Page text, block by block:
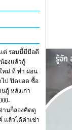
ต่ รอบนี้มีมือดี
องแล้วกู้
หม่ ที่ ทำ ผ่อน
ไป ปิดยอด ซื้อ
กู้ หลังเก่า
านก็ลองคิดดู
แล้วได้ค่าเช่า